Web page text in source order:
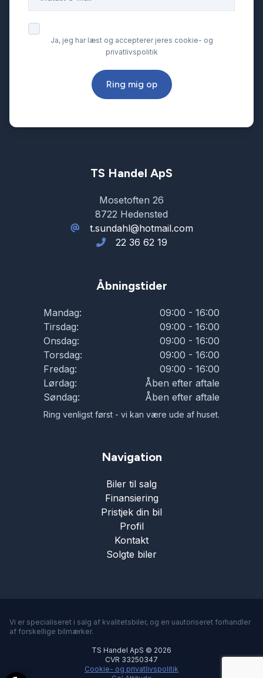
Ja, jeg har læst og accepterer jeres cookie- og
privatlivspolitik
Ring mig op
TS Handel ApS
Mosetoften 26
8722 Hedensted
t.sundahl@hotmail.com
22 36 62 19
Åbningstider
Mandag:
09:00 - 16:00
Tirsdag:
09:00 - 16:00
Onsdag:
09:00 - 16:00
Torsdag:
09:00 - 16:00
Fredag:
09:00 - 16:00
Lørdag:
Åben efter aftale
Søndag:
Åben efter aftale
Ring venligst først - vi kan være ude af huset.
Navigation
Biler til salg
Finansiering
Pristjek din bil
Profil
Kontakt
Solgte biler
Vi er specialiseret i salg af kvalitetsbiler, og en uautoriseret forhandler
af forskellige bilmærker.
TS Handel ApS © 2026
CVR 33250347
Cookie- og privatlivspolitik